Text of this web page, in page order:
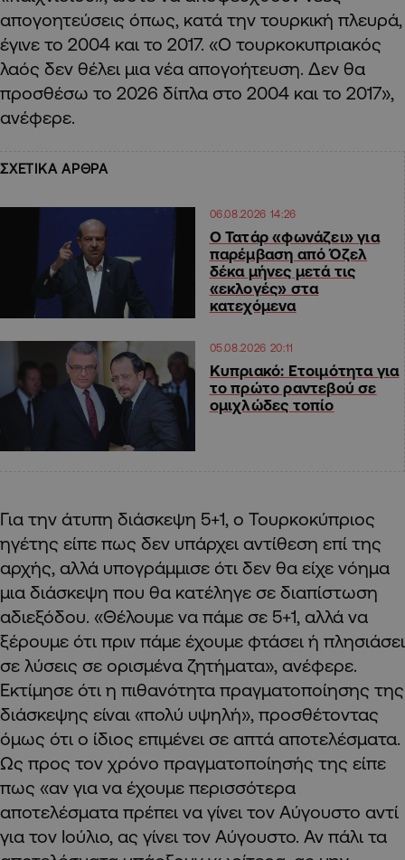
απογοητεύσεις όπως, κατά την τουρκική πλευρά,
έγινε το 2004 και το 2017. «Ο τουρκοκυπριακός
λαός δεν θέλει μια νέα απογοήτευση. Δεν θα
προσθέσω το 2026 δίπλα στο 2004 και το 2017»,
ανέφερε.
ΣΧΕΤΙΚΑ ΑΡΘΡΑ
06.08.2026 14:26
Ο Τατάρ «φωνάζει» για
παρέμβαση από Όζελ
δέκα μήνες μετά τις
«εκλογές» στα
κατεχόμενα
05.08.2026 20:11
Κυπριακό: Ετοιμότητα για
το πρώτο ραντεβού σε
ομιχλώδες τοπίο
Για την άτυπη διάσκεψη 5+1, ο Τουρκοκύπριος
ηγέτης είπε πως δεν υπάρχει αντίθεση επί της
αρχής, αλλά υπογράμμισε ότι δεν θα είχε νόημα
μια διάσκεψη που θα κατέληγε σε διαπίστωση
αδιεξόδου. «Θέλουμε να πάμε σε 5+1, αλλά να
ξέρουμε ότι πριν πάμε έχουμε φτάσει ή πλησιάσει
σε λύσεις σε ορισμένα ζητήματα», ανέφερε.
Εκτίμησε ότι η πιθανότητα πραγματοποίησης της
διάσκεψης είναι «πολύ υψηλή», προσθέτοντας
όμως ότι ο ίδιος επιμένει σε απτά αποτελέσματα.
Ως προς τον χρόνο πραγματοποίησής της είπε
πως «αν για να έχουμε περισσότερα
αποτελέσματα πρέπει να γίνει τον Αύγουστο αντί
για τον Ιούλιο, ας γίνει τον Αύγουστο. Αν πάλι τα